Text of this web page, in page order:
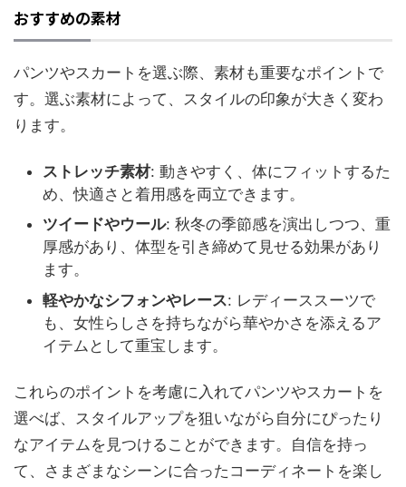
おすすめの素材
パンツやスカートを選ぶ際、素材も重要なポイントで
す。選ぶ素材によって、スタイルの印象が大きく変わ
ります。
ストレッチ素材: 動きやすく、体にフィットするた
め、快適さと着用感を両立できます。
ツイードやウール: 秋冬の季節感を演出しつつ、重
厚感があり、体型を引き締めて見せる効果があり
ます。
軽やかなシフォンやレース: レディーススーツで
も、女性らしさを持ちながら華やかさを添えるア
イテムとして重宝します。
これらのポイントを考慮に入れてパンツやスカートを
選べば、スタイルアップを狙いながら自分にぴったり
なアイテムを見つけることができます。自信を持っ
て、さまざまなシーンに合ったコーディネートを楽し